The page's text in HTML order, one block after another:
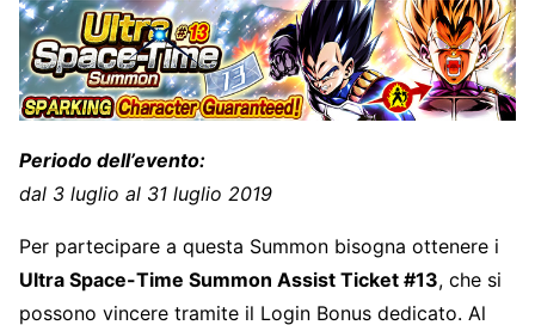
Periodo dell’evento:
dal 3 luglio al 31 luglio 2019
Per partecipare a questa Summon bisogna ottenere i
Ultra Space-Time Summon Assist Ticket #13, che si
possono vincere tramite il Login Bonus dedicato. Al